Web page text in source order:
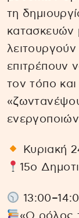
τη
κατασκευών
επιτρέπουν
τον τόπο
Κυριακή
15ο